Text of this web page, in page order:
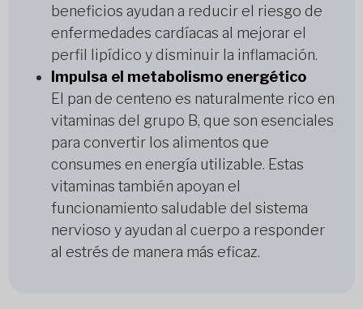
beneficios ayudan a reducir el riesgo de
enfermedades cardíacas al mejorar el
perfil lipídico y disminuir la inflamación.
Impulsa el metabolismo energético
El pan de centeno es naturalmente rico en
vitaminas del grupo B, que son esenciales
para convertir los alimentos que
consumes en energía utilizable. Estas
vitaminas también apoyan el
funcionamiento saludable del sistema
nervioso y ayudan al cuerpo a responder
al estrés de manera más eficaz.